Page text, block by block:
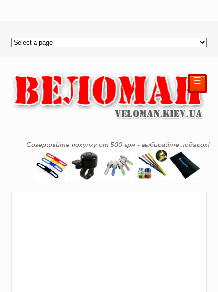
Совершайте покупку от 500 грн - выбирайте подарок!
☰